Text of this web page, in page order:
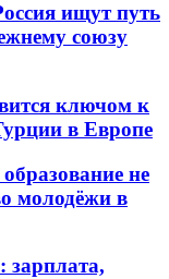
ищут путь
союзу
ключом к
в Европе
не
молодёжи в